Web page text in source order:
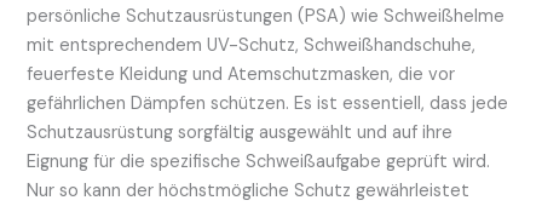
persönliche Schutzausrüstungen (PSA) wie Schweißhelme
mit entsprechendem UV-Schutz, Schweißhandschuhe,
feuerfeste Kleidung und Atemschutzmasken, die vor
gefährlichen Dämpfen schützen. Es ist essentiell, dass jede
Schutzausrüstung sorgfältig ausgewählt und auf ihre
Eignung für die spezifische Schweißaufgabe geprüft wird.
Nur so kann der höchstmögliche Schutz gewährleistet